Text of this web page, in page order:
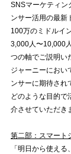
SNSマーケティン
ンサー活用の最新
100万のミドルイ
3,000人〜10,000
つの軸でご説明い
ジャーニーにおい
ンサーに期待され
どのような目的で
介させていただき
第二部：スマート
「明日から使え